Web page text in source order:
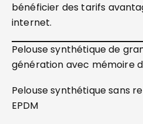
bénéficier des tarifs
internet.
Pelouse synthétique de
génération avec mémoire
Pelouse synthétique sans
EPDM